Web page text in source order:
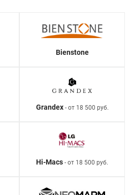
Bienstone
Grandex- от 18 500 руб.
Hi-Macs - от 18 500 руб.